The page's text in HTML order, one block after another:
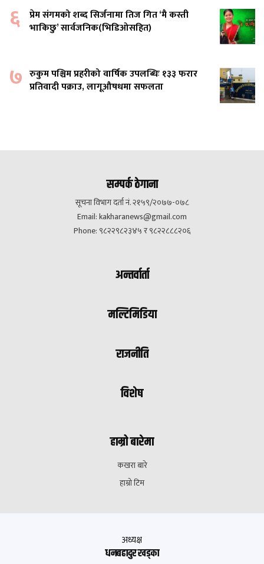
६ प्रेम संगमको शब्द सिर्जनामा तिज गित ‘मै कस्ती
भाकिछु’ सार्वजनिक(भिडिओसहित)
७ रुकुम पश्चिम प्रहरीको वार्षिक उपलब्धिः १३३ फरार
प्रतिवादी पक्राउ, लागूऔषधमा सफलता
सम्पर्क ठेगाना
सूचना विभाग दर्ता नं. २१५९/२०७७-०७८
Email:kakharanews@gmail.com
Phone: ९८२२९८२३४५ र ९८२२८८८२०६
अन्तर्वार्ता
मल्टिमिडिया
राजनीति
विशेष
हाम्रो बारेमा
कखरा बारे
हाम्रो टिम
अध्यक्ष
धनबहादुर खड्का